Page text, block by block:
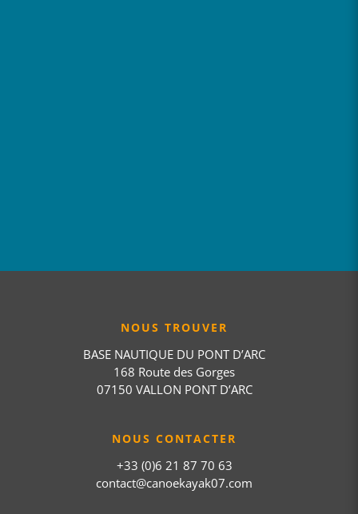
NOUS TROUVER
BASE NAUTIQUE DU PONT D’ARC
168 Route des Gorges
07150 VALLON PONT D’ARC
NOUS CONTACTER
+33 (0)6 21 87 70 63
contact@canoekayak07.com